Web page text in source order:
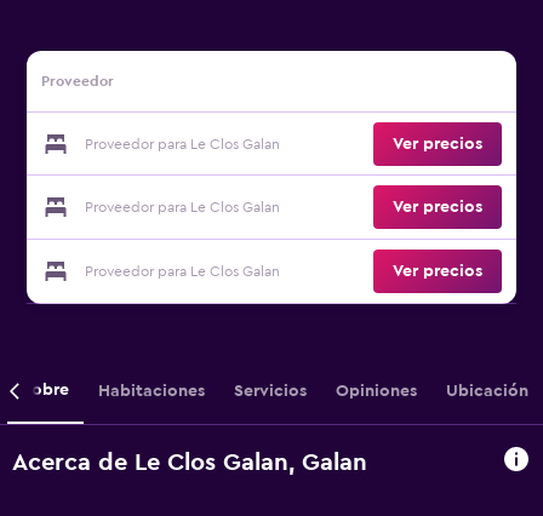
Proveedor
Proveedor para Le Clos Galan Ver precios
Proveedor para Le Clos Galan Ver precios
Proveedor para Le Clos Galan Ver precios
Sobre Habitaciones Servicios Opiniones Ubicación
Acerca de Le Clos Galan, Galan